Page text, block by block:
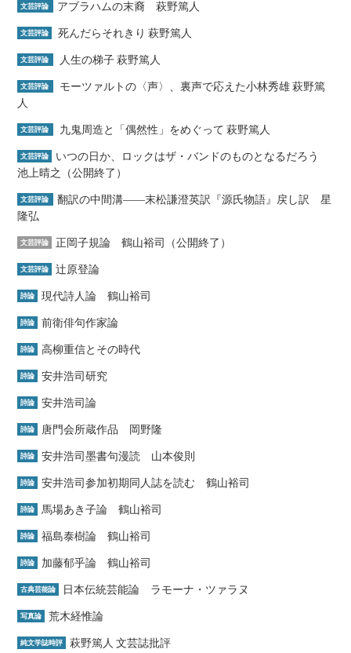
文芸評論 アブラハムの末裔 萩野篤人
文芸評論 死んだらそれきり 萩野篤人
文芸評論 人生の梯子 萩野篤人
文芸評論
モーツァルトの〈声〉、裏声で応えた小林秀雄 萩野篤
人
文芸評論 九鬼周造と「偶然性」をめぐって 萩野篤人
文芸評論
いつの日か、ロックはザ・バンドのものとなるだろう
池上晴之（公開終了）
文芸評論
翻訳の中間溝――末松謙澄英訳『源氏物語』戻し訳 星
隆弘
文芸評論 正岡子規論 鶴山裕司（公開終了）
文芸評論 辻原登論
詩論 現代詩人論 鶴山裕司
詩論 前衛俳句作家論
詩論 高柳重信とその時代
詩論 安井浩司研究
詩論 安井浩司論
詩論 唐門会所蔵作品 岡野隆
詩論 安井浩司墨書句漫読 山本俊則
詩論 安井浩司参加初期同人誌を読む 鶴山裕司
詩論 馬場あき子論 鶴山裕司
詩論 福島泰樹論 鶴山裕司
詩論 加藤郁乎論 鶴山裕司
古典芸能論 日本伝統芸能論 ラモーナ・ツァラヌ
写真論 荒木経惟論
純文学誌時評 萩野篤人 文芸誌批評